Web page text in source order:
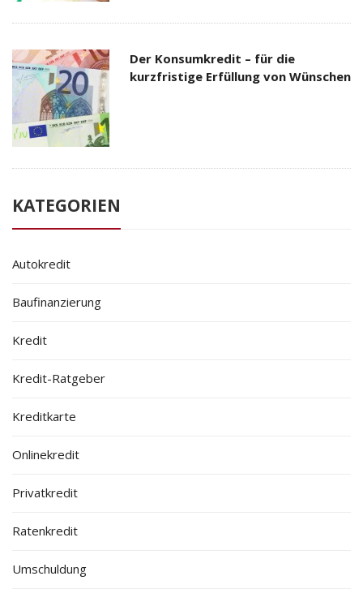
Der Konsumkredit – für die
kurzfristige Erfüllung von Wünschen
KATEGORIEN
Autokredit
Baufinanzierung
Kredit
Kredit-Ratgeber
Kreditkarte
Onlinekredit
Privatkredit
Ratenkredit
Umschuldung